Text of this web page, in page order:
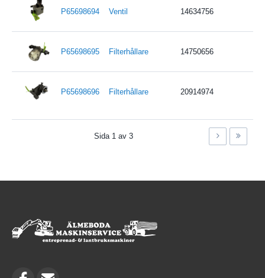
P65698694 Ventil 14634756
P65698695 Filterhållare 14750656
P65698696 Filterhållare 20914974
Sida 1 av 3